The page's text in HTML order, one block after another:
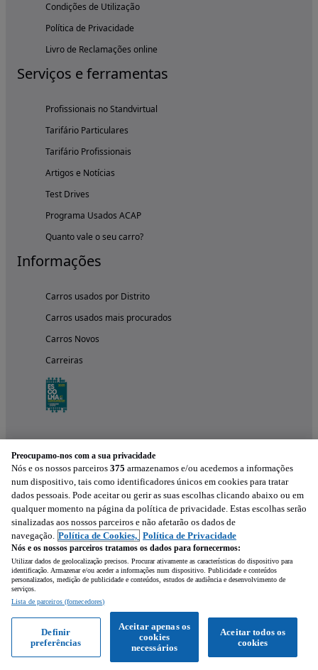
Ligar WhatsApp
Condições de Utilização
Política de Privacidade
Livro de Reclamações online
Serviços e ferramentas
Profissionais no Standvirtual
Tarifário Particulares
Tarifário Profissionais
Artigos e Notícias
Test Drives
Programa Usados ACAP
Quanto vale o seu carro?
Informações
Carros usados por Distrito
Carros usados mais procurados
Carros Novos
Carreiras
Experimenta a aplicação
Preocupamo-nos com a sua privacidade
Nós e os nossos parceiros 375 armazenamos e/ou acedemos a informações
num dispositivo, tais como identificadores únicos em cookies para tratar
dados pessoais. Pode aceitar ou gerir as suas escolhas clicando abaixo ou em
qualquer momento na página da política de privacidade. Estas escolhas serão
sinalizadas aos nossos parceiros e não afetarão os dados de
navegação. Política de Cookies, Política de Privacidade
Nós e os nossos parceiros tratamos os dados para fornecermos:
Utilizar dados de geolocalização precisos. Procurar ativamente as características do dispositivo para
identificação. Armazenar e/ou aceder a informações num dispositivo. Publicidade e conteúdos
personalizados, medição de publicidade e conteúdos, estudos de audiência e desenvolvimento de
serviços.
Lista de parceiros (fornecedores)
Aceitar todos os
cookies
Aceitar apenas os
cookies
necessários
Definir
preferências